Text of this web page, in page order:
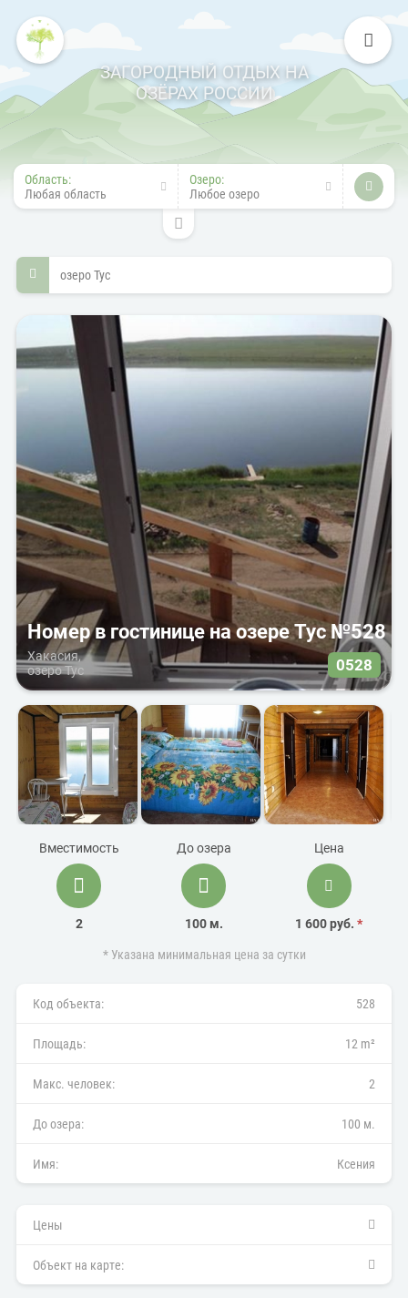
ЗАГОРОДНЫЙ ОТДЫХ НА
ОЗЁРАХ РОССИИ
Область:
Любая область
Озеро:
Любое озеро
озеро Тус
Номер в гостинице на озере Тус №528
Хакасия,
озеро Тус
0528
Вместимость
2
До озера
100 м.
Цена
1 600 руб.*
* Указана минимальная цена за сутки
Код объекта: 528
Площадь: 12 m²
Макс. человек: 2
До озера: 100 м.
Имя: Ксения
Цены
Объект на карте: